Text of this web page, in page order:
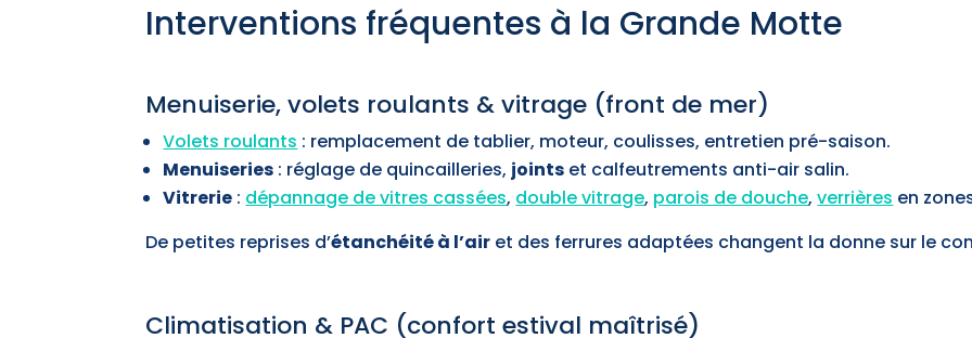
Interventions fréquentes à la Grande Motte
Menuiserie, volets roulants & vitrage (front de mer)
Volets roulants : remplacement de tablier, moteur, coulisses, entretien pré-saison.
Menuiseries : réglage de quincailleries, joints et calfeutrements anti-air salin.
Vitrerie : dépannage de vitres cassées, double vitrage, parois de douche,verrières en
De petites reprises d’étanchéité à l’air et des ferrures adaptées changent la donne sur le
Climatisation & PAC (confort estival maîtrisé)